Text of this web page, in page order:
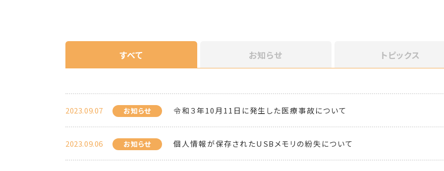
すべて お知らせ トピックス
2023.09.07 お知らせ 令和３年10月11日に発生した医療事故について
2023.09.06 お知らせ 個人情報が保存されたUSBメモリの紛失について